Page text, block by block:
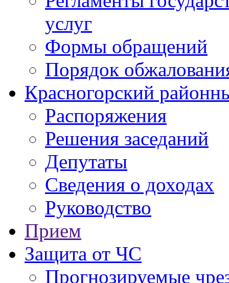
услуг
Формы обращений
Порядок
Красногорский
Распоряжения
Решения заседаний
Депутаты
Сведения о доходах
Руководство
Прием
Защита от ЧС
Прогнозируемые